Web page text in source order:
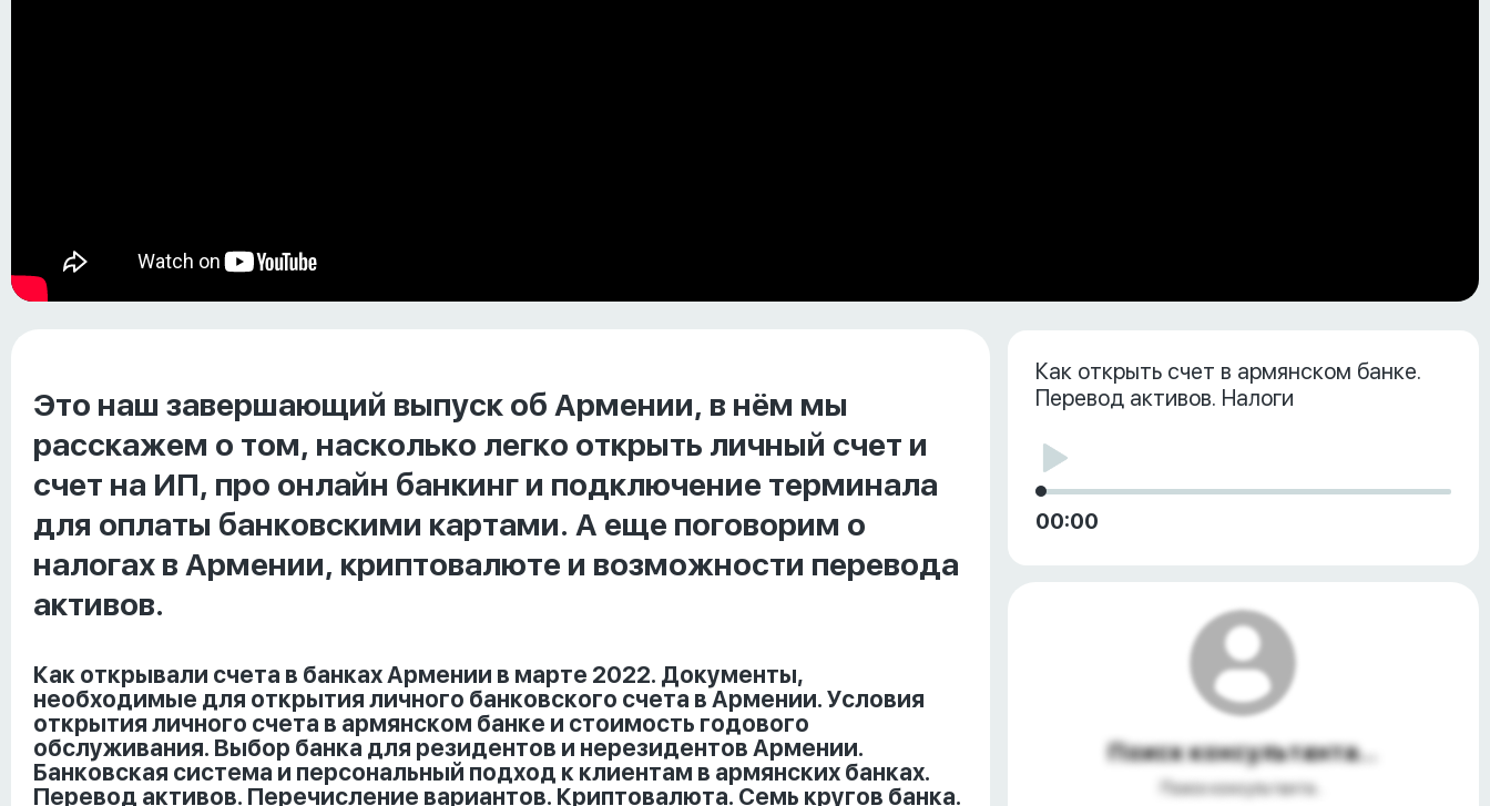
Это наш завершающий выпуск об Армении, в нём мы
расскажем о том, насколько легко открыть личный счет и
счет на ИП, про онлайн банкинг и подключение терминала
для оплаты банковскими картами. А еще поговорим о
налогах в Армении, криптовалюте и возможности перевода
активов.
Как открывали счета в банках Армении в марте 2022. Документы,
необходимые для открытия личного банковского счета в Армении. Условия
открытия личного счета в армянском банке и стоимость годового
обслуживания. Выбор банка для резидентов и нерезидентов Армении.
Банковская система и персональный подход к клиентам в армянских банках.
Перевод активов. Перечисление вариантов. Криптовалюта. Семь кругов банка.
Как открыть счет в армянском банке.
Перевод активов. Налоги
00:00
Поиск консультанта...
Поиск консультанта...